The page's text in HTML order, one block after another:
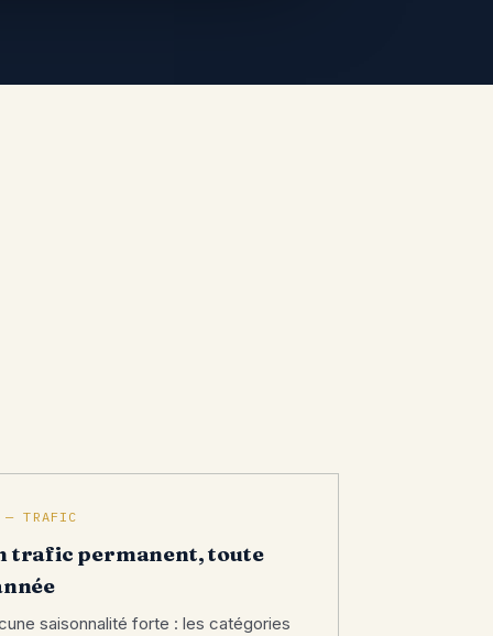
TRAFIC
trafic permanent, toute
saisonnalité forte : les catégories